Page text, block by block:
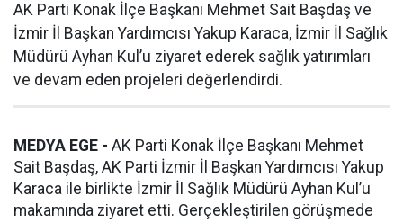
AK Parti Konak İlçe Başkanı Mehmet Sait Başdaş ve
İzmir İl Başkan Yardımcısı Yakup Karaca, İzmir İl Sağlık
Müdürü Ayhan Kul’u ziyaret ederek sağlık yatırımları
ve devam eden projeleri değerlendirdi.
MEDYA EGE - AK Parti Konak İlçe Başkanı Mehmet
Sait Başdaş, AK Parti İzmir İl Başkan Yardımcısı Yakup
Karaca ile birlikte İzmir İl Sağlık Müdürü Ayhan Kul’u
makamında ziyaret etti. Gerçekleştirilen görüşmede